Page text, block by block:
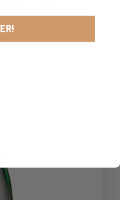
- +